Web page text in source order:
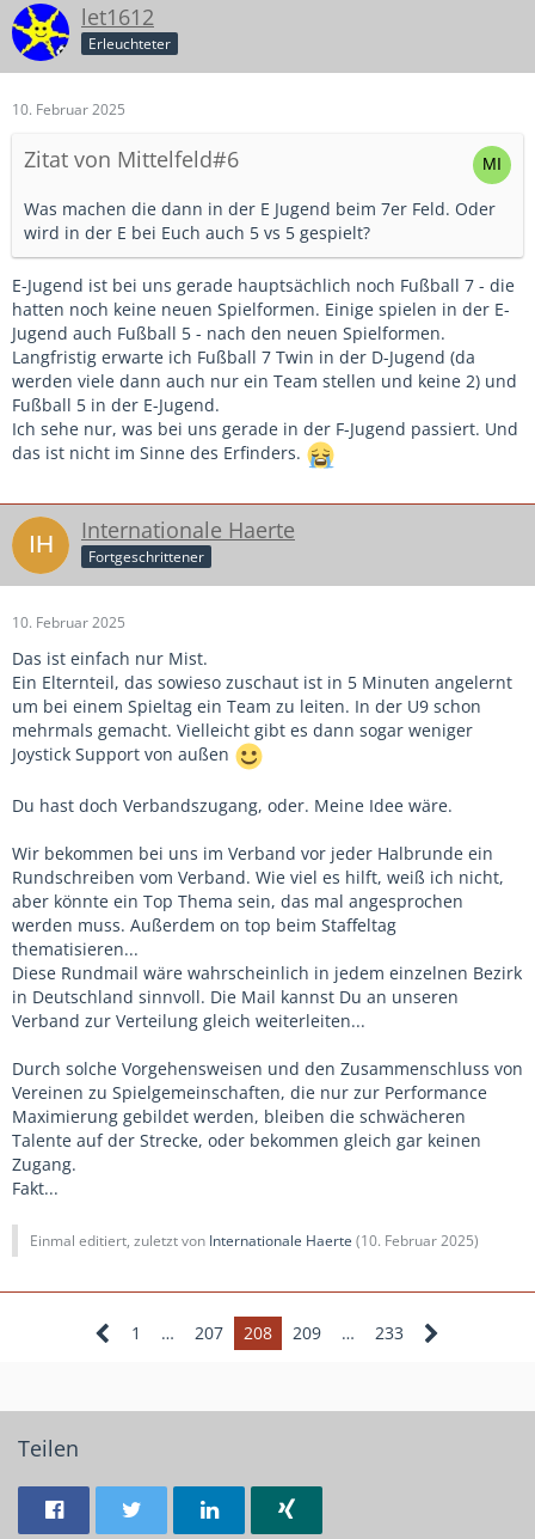
let1612
Erleuchteter
10. Februar 2025
Zitat von Mittelfeld#6
Was machen die dann in der E Jugend beim 7er Feld. Oder
wird in der E bei Euch auch 5 vs 5 gespielt?
E-Jugend ist bei uns gerade hauptsächlich noch Fußball 7 - die
hatten noch keine neuen Spielformen. Einige spielen in der E-
Jugend auch Fußball 5 - nach den neuen Spielformen.
Langfristig erwarte ich Fußball 7 Twin in der D-Jugend (da
werden viele dann auch nur ein Team stellen und keine 2) und
Fußball 5 in der E-Jugend.
Ich sehe nur, was bei uns gerade in der F-Jugend passiert. Und
das ist nicht im Sinne des Erfinders.
Internationale Haerte
Fortgeschrittener
10. Februar 2025
Das ist einfach nur Mist.
Ein Elternteil, das sowieso zuschaut ist in 5 Minuten angelernt
um bei einem Spieltag ein Team zu leiten. In der U9 schon
mehrmals gemacht. Vielleicht gibt es dann sogar weniger
Joystick Support von außen
Du hast doch Verbandszugang, oder. Meine Idee wäre.
Wir bekommen bei uns im Verband vor jeder Halbrunde ein
Rundschreiben vom Verband. Wie viel es hilft, weiß ich nicht,
aber könnte ein Top Thema sein, das mal angesprochen
werden muss. Außerdem on top beim Staffeltag
thematisieren...
Diese Rundmail wäre wahrscheinlich in jedem einzelnen Bezirk
in Deutschland sinnvoll. Die Mail kannst Du an unseren
Verband zur Verteilung gleich weiterleiten...
Durch solche Vorgehensweisen und den Zusammenschluss von
Vereinen zu Spielgemeinschaften, die nur zur Performance
Maximierung gebildet werden, bleiben die schwächeren
Talente auf der Strecke, oder bekommen gleich gar keinen
Zugang.
Fakt...
Einmal editiert, zuletzt von Internationale Haerte (10. Februar 2025)
1 … 207 208 209 … 233
Teilen